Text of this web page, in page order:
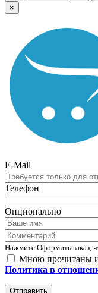
×
E-Mail
Телефон
Опционально
Нажмите Оформить заказ,
Мною прочитаны и
Политика в
Отправить